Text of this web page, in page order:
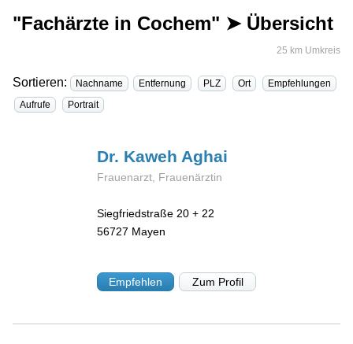
"Fachärzte in Cochem" ➤ Übersicht
25 km Umkreis
Sortieren: Nachname Entfernung PLZ Ort
Empfehlungen
Aufrufe
Portrait
Dr. Kaweh Aghai
Frauenarzt, Frauenärztin
Siegfriedstraße 20 + 22
56727 Mayen
Empfehlen Zum Profil